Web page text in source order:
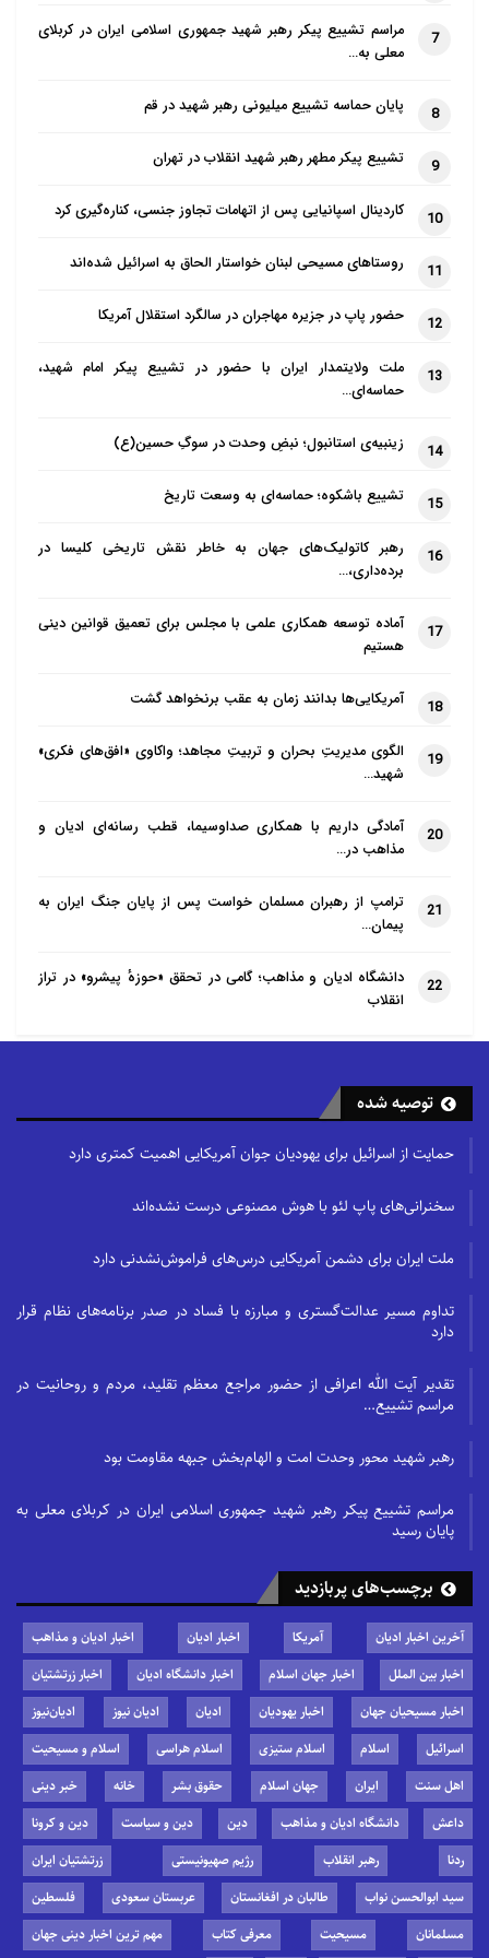
می‌ماند.
حدیث را چراغ راهی برای زندگی فردی و اجتماعی دانست و
بیان کرد: امید است مسلمانان با تأسی به این سنت‌های
الهی، نبوی و علوی، بتوانند در مسیر کسب رضایت خداوند
و ساختن جامعه‌ای نمونه گام بردارند.
7
مراسم تشییع پیکر رهبر شهید جمهوری اسلامی ایران در کربلای
معلی به…
8 پایان حماسه تشییع میلیونی رهبر شهید در قم
9 تشییع پیکر مطهر رهبر شهید انقلاب در تهران
10 کاردینال اسپانیایی پس از اتهامات تجاوز جنسی، کناره‌گیری کرد
11 روستاهای مسیحی لبنان خواستار الحاق به اسرائیل شده‌اند
12 حضور پاپ در جزیره مهاجران در سالگرد استقلال آمریکا
13
ملت ولایتمدار ایران با حضور در تشییع پیکر امام شهید،
حماسه‌ای…
14 زینبیه‌ی استانبول؛ نبضِ وحدت در سوگِ حسین(ع)
15 تشییع باشکوه؛ حماسه‌ای به وسعت تاریخ
16
رهبر کاتولیک‌های جهان به خاطر نقش تاریخی کلیسا در
برده‌داری،…
17
آماده توسعه همکاری علمی با مجلس برای تعمیق قوانین دینی
هستیم
18 آمریکایی‌ها بدانند زمان به عقب برنخواهد گشت
19
الگوی مدیریتِ بحران و تربیتِ مجاهد؛ واکاوی «افق‌های فکری»
شهید…
20
آمادگی داریم با همکاری صداوسیما، قطب رسانه‌ای ادیان و
مذاهب در…
21
ترامپ از رهبران مسلمان خواست پس از پایان جنگ ایران به
پیمان…
22
دانشگاه ادیان و مذاهب؛ گامی در تحقق «حوزهٔ پیشرو» در تراز
انقلاب
توصیه شده
حمایت از اسرائیل برای یهودیان جوان آمریکایی اهمیت کمتری دارد
سخنرانی‌های پاپ لئو با هوش مصنوعی درست نشده‌اند
ملت ایران برای دشمن آمریکایی درس‌های فراموش‌نشدنی دارد
تداوم مسیر عدالت‌گستری و مبارزه با فساد در صدر برنامه‌های نظام قرار
دارد
تقدیر آیت الله اعرافی از حضور مراجع معظم تقلید، مردم و روحانیت در
مراسم تشییع…
رهبر شهید محور وحدت امت و الهام‌بخش جبهه مقاومت بود
مراسم تشییع پیکر رهبر شهید جمهوری اسلامی ایران در کربلای معلی به
پایان رسید
برچسب‌های پربازدید
آخرین اخبار ادیان آمریکا اخبار ادیان
اخبار ادیان و مذاهب
اخبار بین الملل
اخبار جهان اسلام اخبار دانشگاه ادیان
اخبار زرتشتیان
اخبار مسیحیان جهان
اخبار یهودیان ادیان ادیان نیوز
ادیان‌نیوز
اسرائیل
اسلام اسلام ستیزی اسلام هراسی
اسلام و مسیحیت
اهل سنت
ایران جهان اسلام حقوق بشر خانه
خبر دینی
داعش
دانشگاه ادیان و مذاهب دین دین و سیاست
دین و کرونا
ردنا
رهبر انقلاب رژیم صهیونیستی
زرتشتیان ایران
سید ابوالحسن نواب
طالبان در افغانستان عربستان سعودی
فلسطین
مسلمانان
مسیحیت معرفی کتاب مهم ترین اخبار دینی جهان